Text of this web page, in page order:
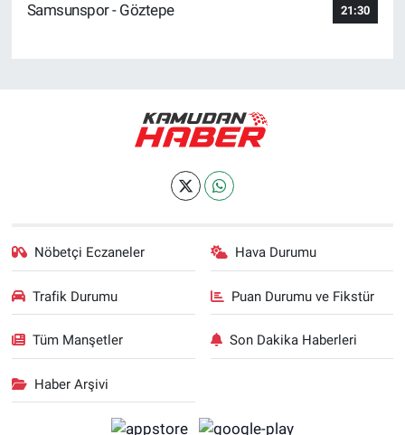
Samsunspor - Göztepe
21:30
Nöbetçi Eczaneler Hava Durumu
Trafik Durumu Puan Durumu ve Fikstür
Tüm Manşetler Son Dakika Haberleri
Haber Arşivi